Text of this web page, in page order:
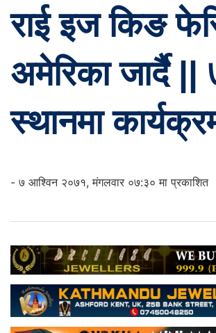
राई इज किङ
अमेरिका जार्दै ||
स्थानमा
- ७ आश्विन २०७१, मंगलवार ०७:३० मा प्रकाशित